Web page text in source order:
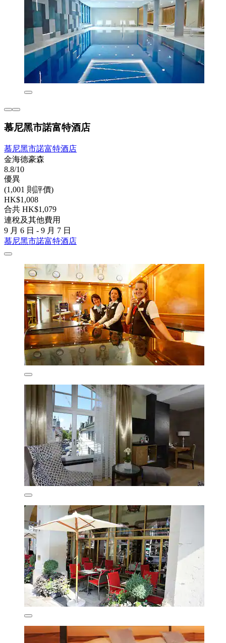
慕尼黑市諾富特酒店
慕尼黑市諾富特酒店
金海德豪森
8.8/10
優異
(1,001 則評價)
HK$1,008
合共 HK$1,079
連稅及其他費用
9 月 6 日 - 9 月 7 日
慕尼黑市諾富特酒店